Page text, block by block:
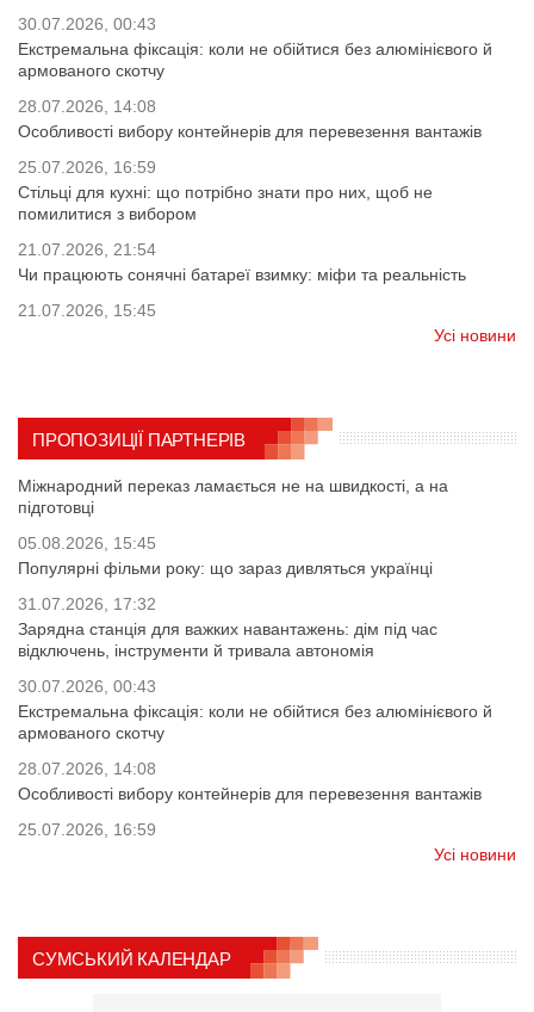
30.07.2026, 00:43
Екстремальна фіксація: коли не обійтися без алюмінієвого й
армованого скотчу
28.07.2026, 14:08
Особливості вибору контейнерів для перевезення вантажів
25.07.2026, 16:59
Стільці для кухні: що потрібно знати про них, щоб не
помилитися з вибором
21.07.2026, 21:54
Чи працюють сонячні батареї взимку: міфи та реальність
21.07.2026, 15:45
Усі новини
ПРОПОЗИЦІЇ ПАРТНЕРІВ
Міжнародний переказ ламається не на швидкості, а на
підготовці
05.08.2026, 15:45
Популярні фільми року: що зараз дивляться українці
31.07.2026, 17:32
Зарядна станція для важких навантажень: дім під час
відключень, інструменти й тривала автономія
30.07.2026, 00:43
Екстремальна фіксація: коли не обійтися без алюмінієвого й
армованого скотчу
28.07.2026, 14:08
Особливості вибору контейнерів для перевезення вантажів
25.07.2026, 16:59
Усі новини
СУМСЬКИЙ КАЛЕНДАР